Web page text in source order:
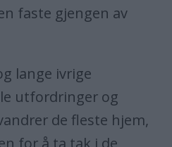
faste gjengen av
lange ivrige
utfordringer og
de fleste hjem,
for å ta tak i de